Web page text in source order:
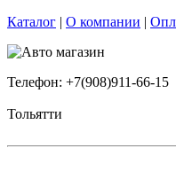
Каталог | О компании |
Телефон: +7(908)911-66-15
Тольятти